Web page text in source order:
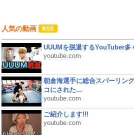
人気の動画
UUUMを脱退するYouTuber多
youtube.com
朝倉海選手に総合スパーリン
コにされた...
youtube.com
ご紹介します!!!
youtube.com